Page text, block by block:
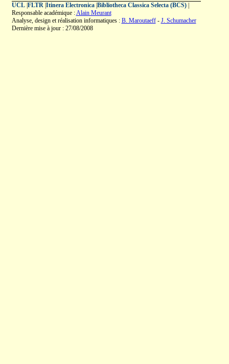
UCL| FLTR| Itinera Electronica| Bibliotheca Classica Selecta (BCS)|
Responsable académique :Alain Meurant
Analyse, design et réalisation informatiques : B. Maroutaeff- J. Schumacher
Dernière mise à jour : 27/08/2008